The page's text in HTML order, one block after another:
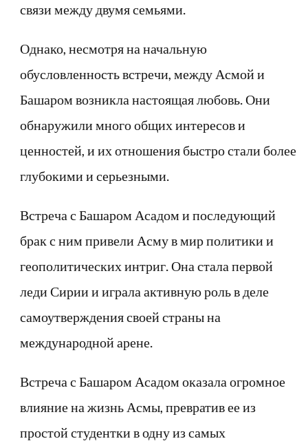
связи между двумя семьями.
Однако, несмотря на начальную
обусловленность встречи, между Асмой и
Башаром возникла настоящая любовь. Они
обнаружили много общих интересов и
ценностей, и их отношения быстро стали более
глубокими и серьезными.
Встреча с Башаром Асадом и последующий
брак с ним привели Асму в мир политики и
геополитических интриг. Она стала первой
леди Сирии и играла активную роль в деле
самоутверждения своей страны на
международной арене.
Встреча с Башаром Асадом оказала огромное
влияние на жизнь Асмы, превратив ее из
простой студентки в одну из самых